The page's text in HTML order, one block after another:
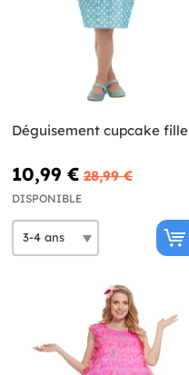
Déguisement cupcake fille
10,99 € 28,99 €
DISPONIBLE